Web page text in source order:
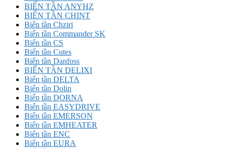
BIẾN TẦN ANYHZ
BIẾN TẦN CHINT
Biến tần Chziri
Biến tần Commander SK
Biến tần CS
Biến tần Cutes
Biến tần Danfoss
BIẾN TẦN DELIXI
Biến tần DELTA
Biến tần Dolin
Biến tần DORNA
Biến tần EASYDRIVE
Biến tần EMERSON
Biến tần EMHEATER
Biến tần ENC
Biến tần EURA